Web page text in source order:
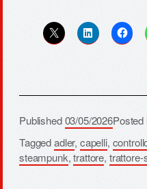
Published03/05/2026Posted
Taggedadler, capelli,
steampunk,trattore, trattore-